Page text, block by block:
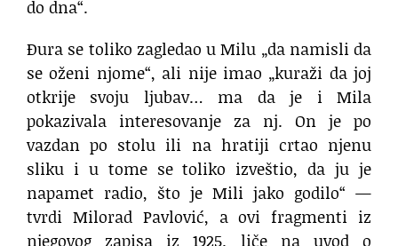
do dna“.
Đura se toliko zagledao u Milu „da namisli da
se oženi njome“, ali nije imao „kuraži da joj
otkrije svoju ljubav… ma da je i Mila
pokazivala interesovanje za nj. On je po
vazdan po stolu ili na hratiji crtao njenu
sliku i u tome se toliko izveštio, da ju je
napamet radio, što je Mili jako godilo“ —
tvrdi Milorad Pavlović, a ovi fragmenti iz
njegovog zapisa iz 1925. liče na uvod o